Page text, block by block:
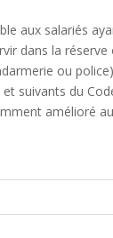
aux salariés
dans la
ou
suivants du
amélioré